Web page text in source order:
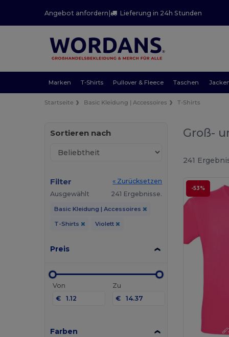
Angebot anfordern| Lieferung in 24h Stunden
Marken T-Shirts Pullover & Fleece Taschen
Startseite Basic Kleidung | Accessoires T-Shirts
Sortieren nach
Filter
« Zurücksetzen
Ausgewählt
241 Ergebnisse.
Basic Kleidung | Accessoires
T-Shirts Violett
Preis
Von
€
Zu
€
Farben
Groß-
241
-53%